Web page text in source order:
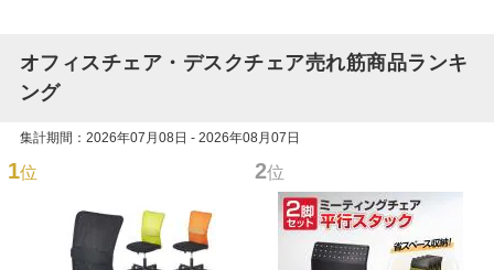
オフィスチェア・デスクチェア売れ筋商品ランキ
ング
集計期間：2026年07月08日 - 2026年08月07日
1位 2位